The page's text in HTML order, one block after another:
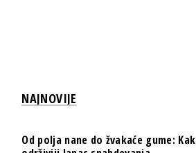
NAJNOVIJE
Od polja nane do žvakaće gume: